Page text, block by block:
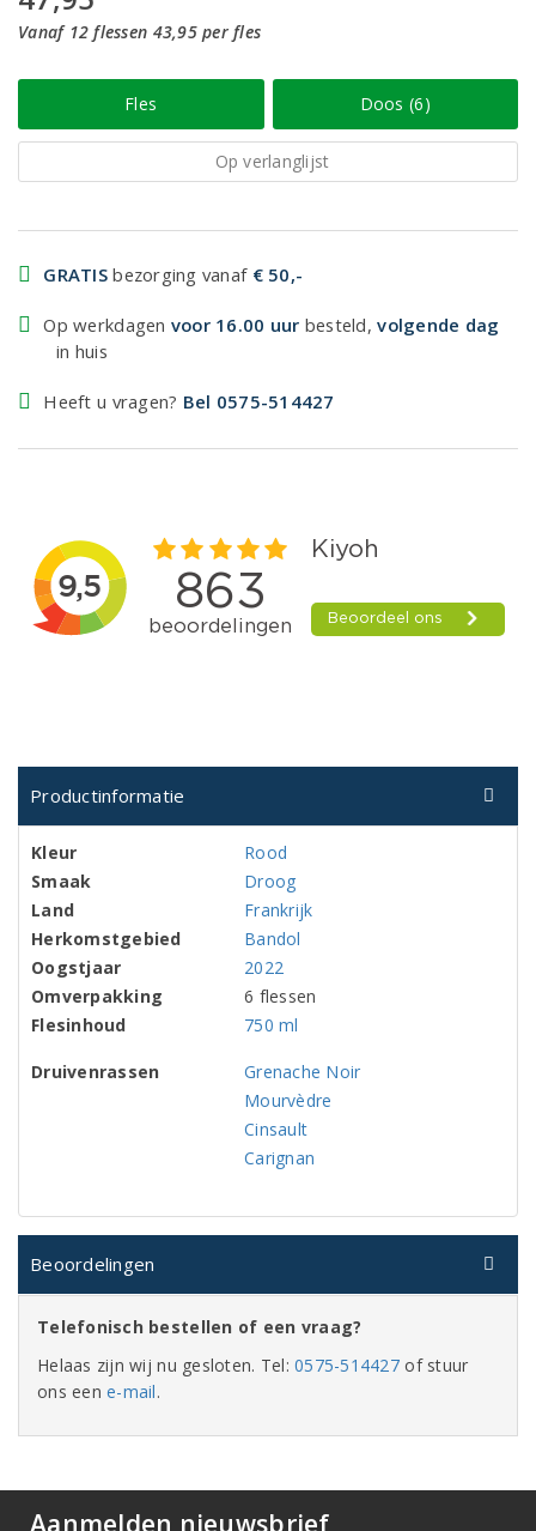
Vanaf 12 flessen 43,95 per fles
Fles Doos (6)
Op verlanglijst
GRATIS bezorging vanaf € 50,-
Op werkdagen voor 16.00 uur besteld,volgende dag
in huis
Heeft u vragen? Bel 0575-514427
Productinformatie
Kleur
Rood
Smaak
Droog
Land
Frankrijk
Herkomstgebied
Bandol
Oogstjaar
2022
Omverpakking
6 flessen
Flesinhoud
750 ml
Druivenrassen
Grenache Noir
Mourvèdre
Cinsault
Carignan
Beoordelingen
Telefonisch bestellen of een vraag?
Helaas zijn wij nu gesloten. Tel:0575-514427 of stuur
ons eene-mail.
Aanmelden nieuwsbrief